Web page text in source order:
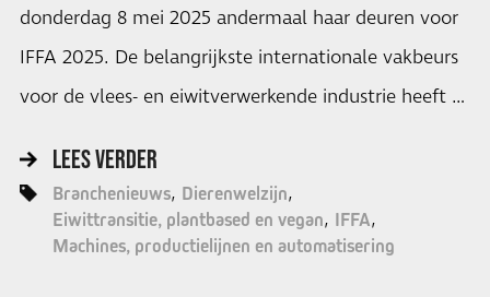
donderdag 8 mei 2025 andermaal haar deuren voor
IFFA 2025. De belangrijkste internationale vakbeurs
voor de vlees- en eiwitverwerkende industrie heeft …
LEES VERDER
Branchenieuws Dierenwelzijn
Eiwittransitie, plantbased en vegan IFFA
Machines, productielijnen en automatisering